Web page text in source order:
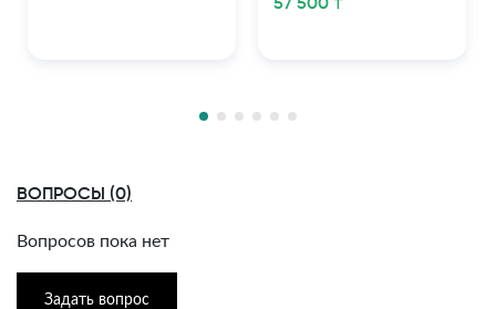
57 500 ₸
ВОПРОСЫ (0)
Вопросов пока нет
Задать вопрос